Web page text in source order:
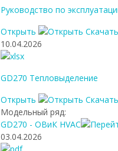
Руководство по
Открыть
Скачать
10.04.2026
GD270 Тепловыделение
Открыть
Скачать
Модельный ряд:
GD270 - ОВиК HVAC
03.04.2026